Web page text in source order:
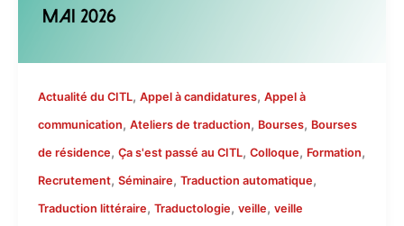
Actualité du CITL, Appel à candidatures, Appel à
communication, Ateliers de traduction, Bourses, Bourses
de résidence, Ça s'est passé au CITL, Colloque, Formation,
Recrutement, Séminaire, Traduction automatique,
Traduction littéraire, Traductologie, veille, veille